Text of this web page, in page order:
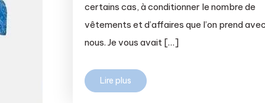
certains cas, à conditionner le nombre de
vêtements et d’affaires que l’on prend avec
nous. Je vous avait […]
Lire plus